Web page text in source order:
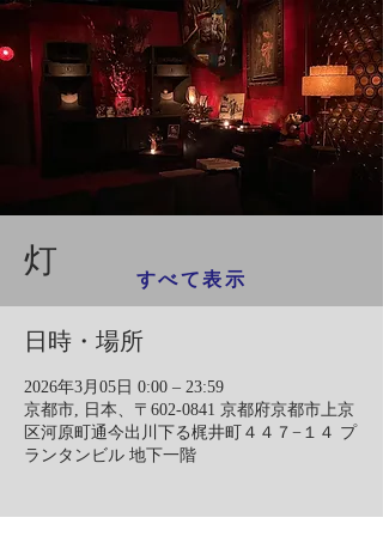
灯
日時・場所
2026年3月05日 0:00 – 23:59
京都市, 日本、〒602-0841 京都府京都市上京
区河原町通今出川下る梶井町４４７−１４ プ
ランタンビル 地下一階
すべて表示